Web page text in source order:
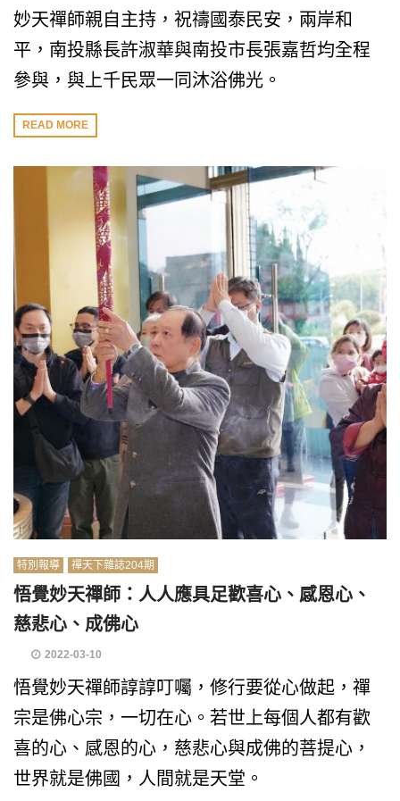
妙天禪師親自主持，祝禱國泰民安，兩岸和
平，南投縣長許淑華與南投市長張嘉哲均全程
參與，與上千民眾一同沐浴佛光。
READ MORE
特別報導 禪天下雜誌204期
悟覺妙天禪師：人人應具足歡喜心、感恩心、
慈悲心、成佛心
2022-03-10
悟覺妙天禪師諄諄叮囑，修行要從心做起，禪
宗是佛心宗，一切在心。若世上每個人都有歡
喜的心、感恩的心，慈悲心與成佛的菩提心，
世界就是佛國，人間就是天堂。